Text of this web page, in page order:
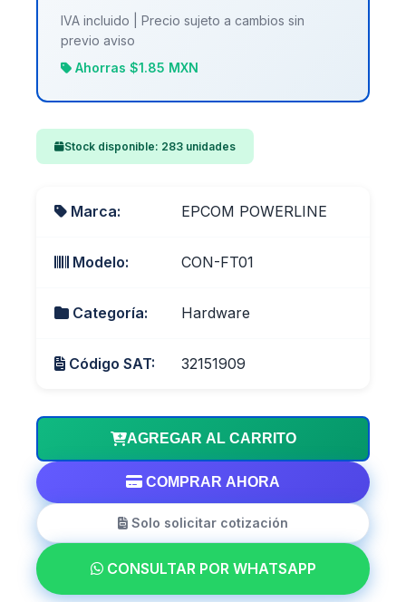
IVA incluido | Precio sujeto a cambios sin
previo aviso
Ahorras $1.85 MXN
Stock disponible: 283 unidades
Marca: EPCOM POWERLINE
Modelo: CON-FT01
Categoría: Hardware
Código SAT: 32151909
AGREGAR AL CARRITO
COMPRAR AHORA
Solo solicitar cotización
CONSULTAR POR WHATSAPP